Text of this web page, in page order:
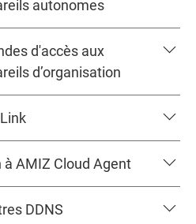
autonomes
d'accès aux
d’organisation
à AMIZ Cloud Agent
DDNS